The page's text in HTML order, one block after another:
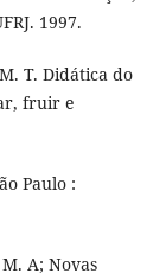
1997.
M. T. Didática do
fruir e
Paulo :
A; Novas